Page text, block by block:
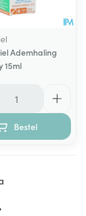
Ademhaling
15ml
Bestel